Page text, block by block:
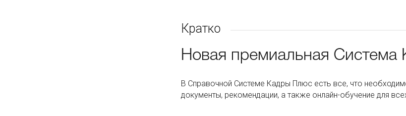
Кратко
Новая премиальная
В Справочной Системе Кадры Плюс есть все, что
документы, рекомендации, а также онлайн-обучение для